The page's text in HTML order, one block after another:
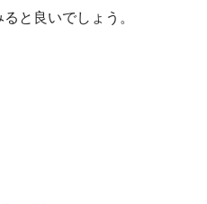
と良いでしょう。